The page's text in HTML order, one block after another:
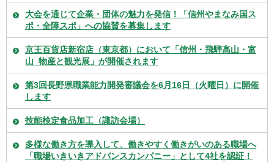
大会を通じて企業・団体の魅力を発信！「信州やまなみ国ス
ポ・全障スポ」への協賛を募集します
京王百貨店新宿店（東京都）において「信州・飛騨高山・富
山 物産と観光展」が開催されます
第3回長野県職業能力開発審議会を6月16日（火曜日）に開催
します
技能検定食品加工（諏訪会場）
多様な働き方を導入して、働きやすく働きがいのある職場へ
「職場いきいきアドバンスカンパニー」として4社を認証！